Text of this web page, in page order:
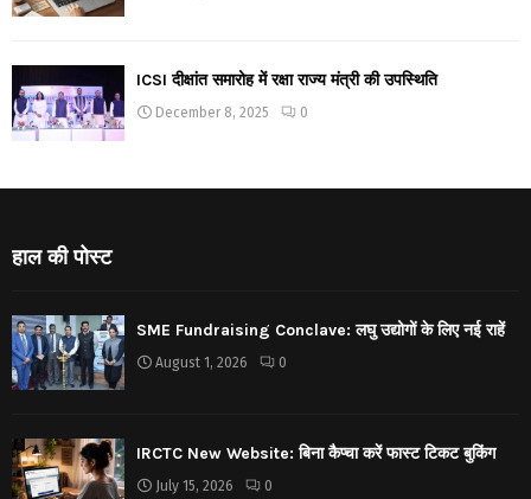
ICSI दीक्षांत समारोह में रक्षा राज्य मंत्री की उपस्थिति
December 8, 2025 0
हाल की पोस्ट
SME Fundraising Conclave: लघु उद्योगों के लिए नई राहें
August 1, 2026 0
IRCTC New Website: बिना कैप्चा करें फास्ट टिकट बुकिंग
July 15, 2026 0